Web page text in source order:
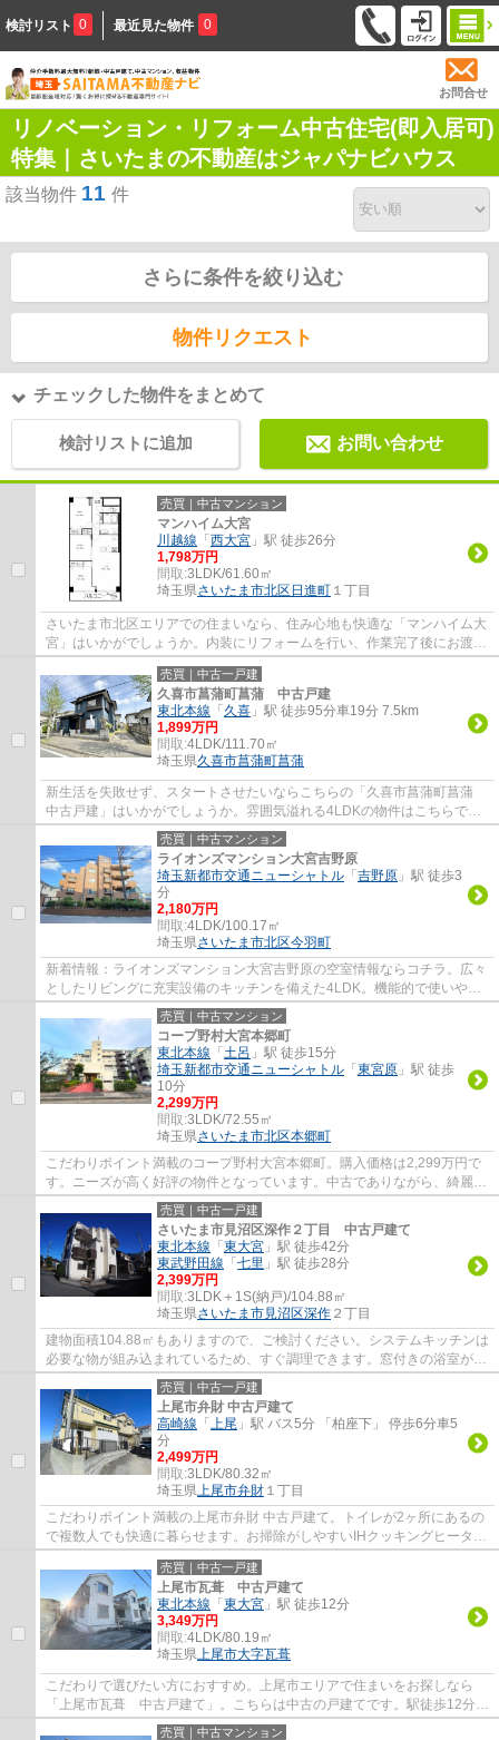
検討リスト 0 最近見た物件 0
お問合せ
リノベーション・リフォーム中古住宅(即入居可)
特集｜さいたまの不動産はジャパナビハウス
該当物件 11 件
さらに条件を絞り込む
物件リクエスト
チェックした物件をまとめて
検討リストに追加 お問い合わせ
売買｜中古マンション
マンハイム大宮
川越線 「 西大宮 」駅 徒歩26分
1,798万円
間取:3LDK/61.60㎡
埼玉県さいたま市北区 日進町 １丁目
さいたま市北区エリアでの住まいなら、住み心地も快適な「マンハイム大
宮」はいかがでしょうか。内装にリフォームを行い、作業完了後にお渡し
いたします。周辺のバス停は近いほど便利...
売買｜中古一戸建
久喜市菖蒲町菖蒲 中古戸建
東北本線 「 久喜 」駅 徒歩95分車19分 7.5km
1,899万円
間取:4LDK/111.70㎡
埼玉県久喜市菖蒲町菖蒲
新生活を失敗せず、スタートさせたいならこちらの「久喜市菖蒲町菖蒲
中古戸建」はいかがでしょうか。雰囲気溢れる4LDKの物件はこちらで
す。ニーズの高い中古の戸建て物件は、経済的...
売買｜中古マンション
ライオンズマンション大宮吉野原
埼玉新都市交通ニューシャトル 「 吉野原 」駅 徒歩3
分
2,180万円
間取:4LDK/100.17㎡
埼玉県さいたま市北区今羽町
新着情報：ライオンズマンション大宮吉野原の空室情報ならコチラ。広々
としたリビングに充実設備のキッチンを備えた4LDK。機能的で使いやす
いシステムキッチン付きなので、お料理を楽...
売買｜中古マンション
コープ野村大宮本郷町
東北本線 「 土呂 」駅 徒歩15分
埼玉新都市交通ニューシャトル 「 東宮原 」駅 徒歩
10分
2,299万円
間取:3LDK/72.55㎡
埼玉県さいたま市北区本郷町
こだわりポイント満載のコープ野村大宮本郷町。購入価格は2,299万円で
す。ニーズが高く好評の物件となっています。中古でありながら、綺麗で
機能的な設備のあるマンションです。お風呂...
売買｜中古一戸建
さいたま市見沼区深作２丁目 中古戸建て
東北本線 「 東大宮 」駅 徒歩42分
東武野田線 「 七里 」駅 徒歩28分
2,399万円
間取:3LDK＋1S(納戸)/104.88㎡
埼玉県さいたま市見沼区深作 ２丁目
建物面積104.88㎡もありますので、ご検討ください。システムキッチンは
必要な物が組み込まれているため、すぐ調理できます。窓付きの浴室が付
いており、衛生面の心配も要りません。設...
売買｜中古一戸建
上尾市弁財 中古戸建て
高崎線 「 上尾 」駅 バス5分 「柏座下」 停歩6分車5
分
2,499万円
間取:3LDK/80.32㎡
埼玉県上尾市弁財 １丁目
こだわりポイント満載の上尾市弁財 中古戸建て。トイレが2ヶ所にあるの
で複数人でも快適に暮らせます。お掃除がしやすいIHクッキングヒーター
です。すぐに入居できるので、お待ちいた...
売買｜中古一戸建
上尾市瓦葺 中古戸建て
東北本線 「 東大宮 」駅 徒歩12分
3,349万円
間取:4LDK/80.19㎡
埼玉県上尾市大字瓦葺
こだわりで選びたい方におすすめ。上尾市エリアで住まいをお探しなら
「上尾市瓦葺 中古戸建て」。こちらは中古の戸建てです。駅徒歩12分の
場所にある物件です。シャッターは台風や強...
売買｜中古マンション